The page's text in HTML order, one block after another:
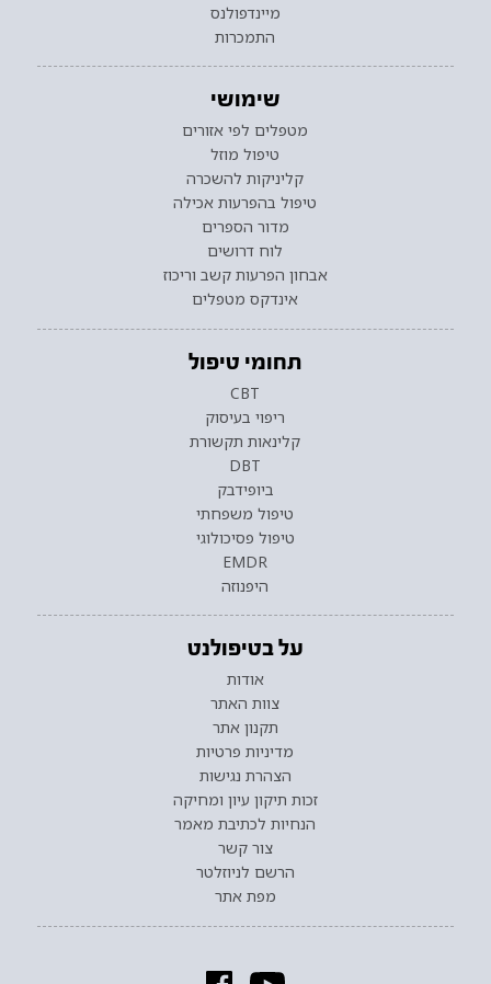
מיינדפולנס
התמכרות
שימושי
מטפלים לפי אזורים
טיפול מוזל
קליניקות להשכרה
טיפול בהפרעות אכילה
מדור הספרים
לוח דרושים
אבחון הפרעות קשב וריכוז
אינדקס מטפלים
תחומי טיפול
CBT
ריפוי בעיסוק
קלינאות תקשורת
DBT
ביופידבק
טיפול משפחתי
טיפול פסיכולוגי
EMDR
היפנוזה
על בטיפולנט
אודות
צוות האתר
תקנון אתר
מדיניות פרטיות
הצהרת נגישות
זכות תיקון עיון ומחיקה
הנחיות לכתיבת מאמר
צור קשר
הרשם לניוזלטר
מפת אתר